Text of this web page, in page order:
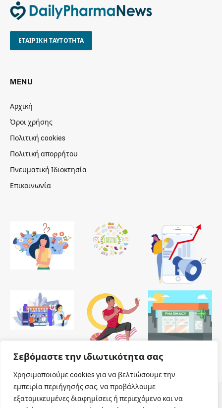
Σεβόμαστε την ιδιωτικότητα σας
Χρησιμοποιούμε cookies για να βελτιώσουμε την
εμπειρία περιήγησής σας, να προβάλλουμε
εξατομικευμένες διαφημίσεις ή περιεχόμενο και να
ΕΤΑΙΡΙΚΗ ΤΑΥΤΟΤΗΤΑ
MENU
Αρχική
Όροι χρήσης
Πολιτική cookies
Πολιτική απορρήτου
Πνευματική Ιδιοκτησία
Επικοινωνία
© 2026 Dailypharmanews. Designed byDailypharmanews